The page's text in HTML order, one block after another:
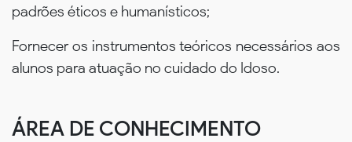
padrões éticos e humanísticos;
Fornecer os instrumentos teóricos necessários aos
alunos para atuação no cuidado do Idoso.
ÁREA DE CONHECIMENTO